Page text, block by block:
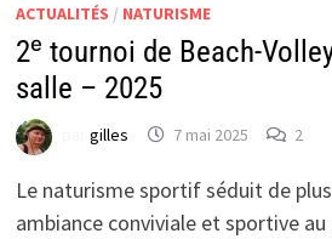
ACTUALITÉS / NATURISME
2ᵉ tournoi de Beach-
salle – 2025
gilles 7 mai 2025 2
Le naturisme sportif séduit de
ambiance conviviale et sportive au